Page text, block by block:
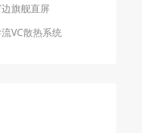
旗舰直屏
VC散热系统